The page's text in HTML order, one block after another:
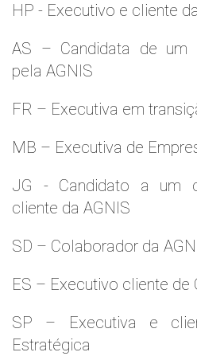
HP - Executivo e cliente
AS – Candidata de um
pela AGNIS
FR – Executiva em
MB – Executiva de
JG - Candidato a um
cliente da AGNIS
SD – Colaborador da
ES – Executivo cliente de
SP – Executiva e
Estratégica